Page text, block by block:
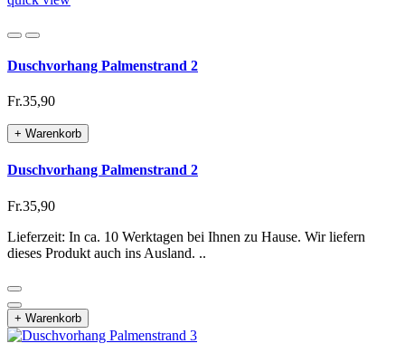
Duschvorhang Palmenstrand 2
Fr.35,90
+ Warenkorb
Duschvorhang Palmenstrand 2
Fr.35,90
Lieferzeit: In ca. 10 Werktagen bei Ihnen zu Hause. Wir liefern
dieses Produkt auch ins Ausland. ..
+ Warenkorb